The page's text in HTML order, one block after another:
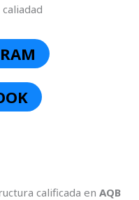
calificada en AQB